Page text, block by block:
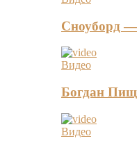
Сноуборд
Видео
Богдан
Видео